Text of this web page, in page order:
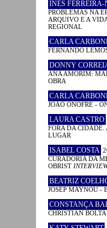
INÊS
PROBLEMAS NA
ARQUIVO E A
REGIONAL
CARLA
FERNANDO
DONNY
ANA AMORIM:
OBRA
CARLA
JOÃO ONOFRE -
LAURA CASTRO
FORA DA CIDADE.
LUGAR
ISABEL COSTA
CURADORIA DA
OBRIST
BEATRIZ
JOSEP MAYNOU -
CONSTANÇA
CHRISTIAN